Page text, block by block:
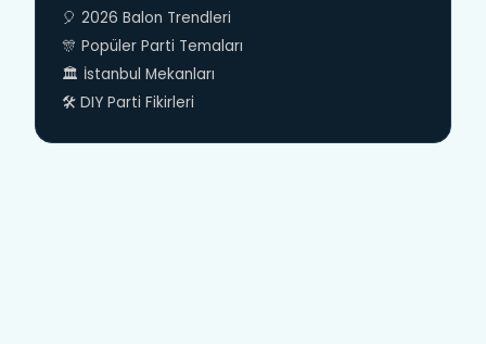
🎈 2026 Balon Trendleri
🎊 Popüler Parti Temaları
🏛️ İstanbul Mekanları
🛠️ DIY Parti Fikirleri